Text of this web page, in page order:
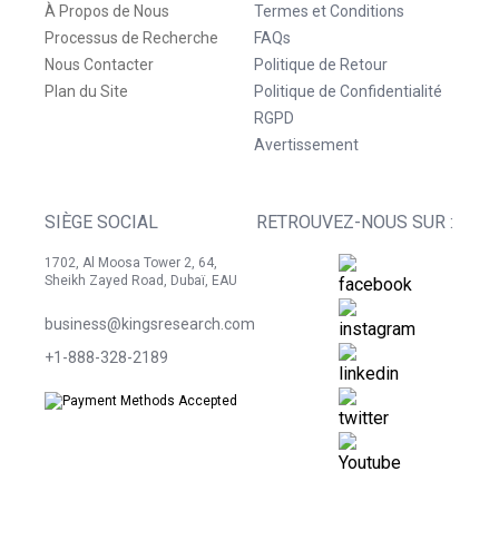
À Propos de Nous
Processus de Recherche
Nous Contacter
Plan du Site
Termes et Conditions
FAQs
Politique de Retour
Politique de Confidentialité
RGPD
Avertissement
SIÈGE SOCIAL
1702, Al Moosa Tower 2, 64,
Sheikh Zayed Road, Dubaï, EAU
business@kingsresearch.com
+1-888-328-2189
RETROUVEZ-NOUS SUR :